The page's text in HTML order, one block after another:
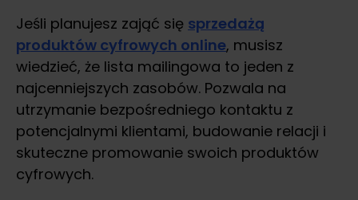
Jeśli planujesz zająć się sprzedażą
produktów cyfrowych online, musisz
wiedzieć, że lista mailingowa to jeden z
najcenniejszych zasobów. Pozwala na
utrzymanie bezpośredniego kontaktu z
potencjalnymi klientami, budowanie relacji i
skuteczne promowanie swoich produktów
cyfrowych.